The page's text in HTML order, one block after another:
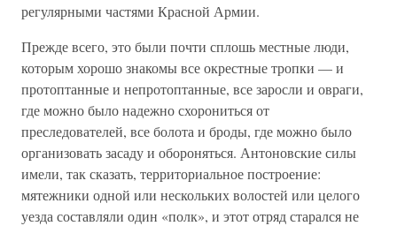
регулярными частями Красной Армии.
Прежде всего, это были почти сплошь местные люди,
которым хорошо знакомы все окрестные тропки — и
протоптанные и непротоптанные, все заросли и овраги,
где можно было надежно схорониться от
преследователей, все болота и броды, где можно было
организовать засаду и обороняться. Антоновские силы
имели, так сказать, территориальное построение:
мятежники одной или нескольких волостей или целого
уезда составляли один «полк», и этот отряд старался не